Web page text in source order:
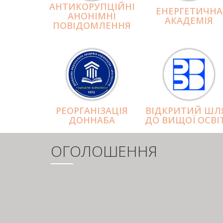
АНТИКОРУПЦІЙНІ
АНОНІМНІ
ПОВІДОМЛЕННЯ
ЕНЕРГЕТИЧНА
АКАДЕМІЯ
РЕОРГАНІЗАЦІЯ
ДОННАБА
ВІДКРИТИЙ
ДО ВИЩОЇ
ОГОЛОШЕННЯ